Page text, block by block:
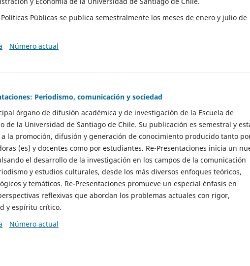
Públicas se publica semestralmente los meses de enero y julio de
Número actual
Periodismo, comunicación y sociedad
órgano de difusión académica y de investigación de la Escuela de
de la Universidad de Santiago de Chile. Su publicación es semestral y
la promoción, difusión y generación de conocimiento producido tanto
(es) y docentes como por estudiantes. Re-Presentaciones inicia un
el desarrollo de la investigación en los campos de la comunicación
y estudios culturales, desde los más diversos enfoques teóricos,
y temáticos. Re-Presentaciones promueve un especial énfasis en
reflexivas que abordan los problemas actuales con rigor,
y espíritu crítico.
Número actual